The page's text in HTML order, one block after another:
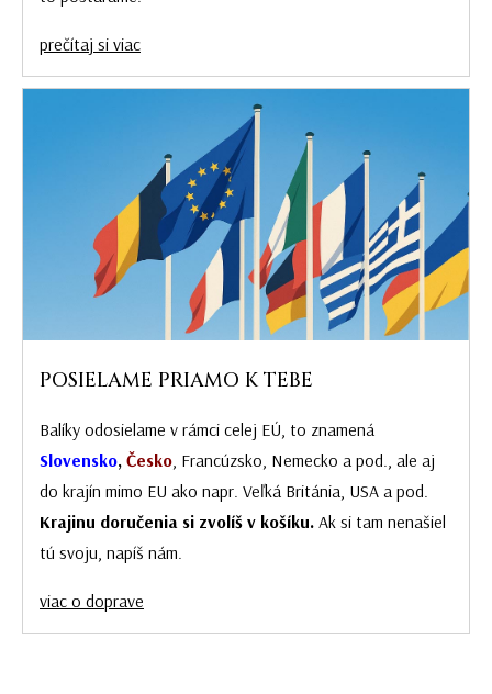
prečítaj si viac
POSIELAME PRIAMO K TEBE
Balíky odosielame v rámci celej EÚ, to znamená
Slovensko, Česko , Francúzsko, Nemecko a pod., ale aj
do krajín mimo EU ako napr. Veľká Británia, USA a pod.
Krajinu doručenia si zvolíš v košíku. Ak si tam nenašiel
tú svoju, napíš nám.
viac o doprave